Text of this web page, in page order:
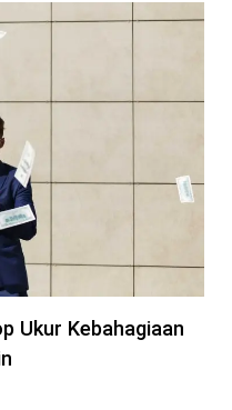
Ukur Kebahagiaan